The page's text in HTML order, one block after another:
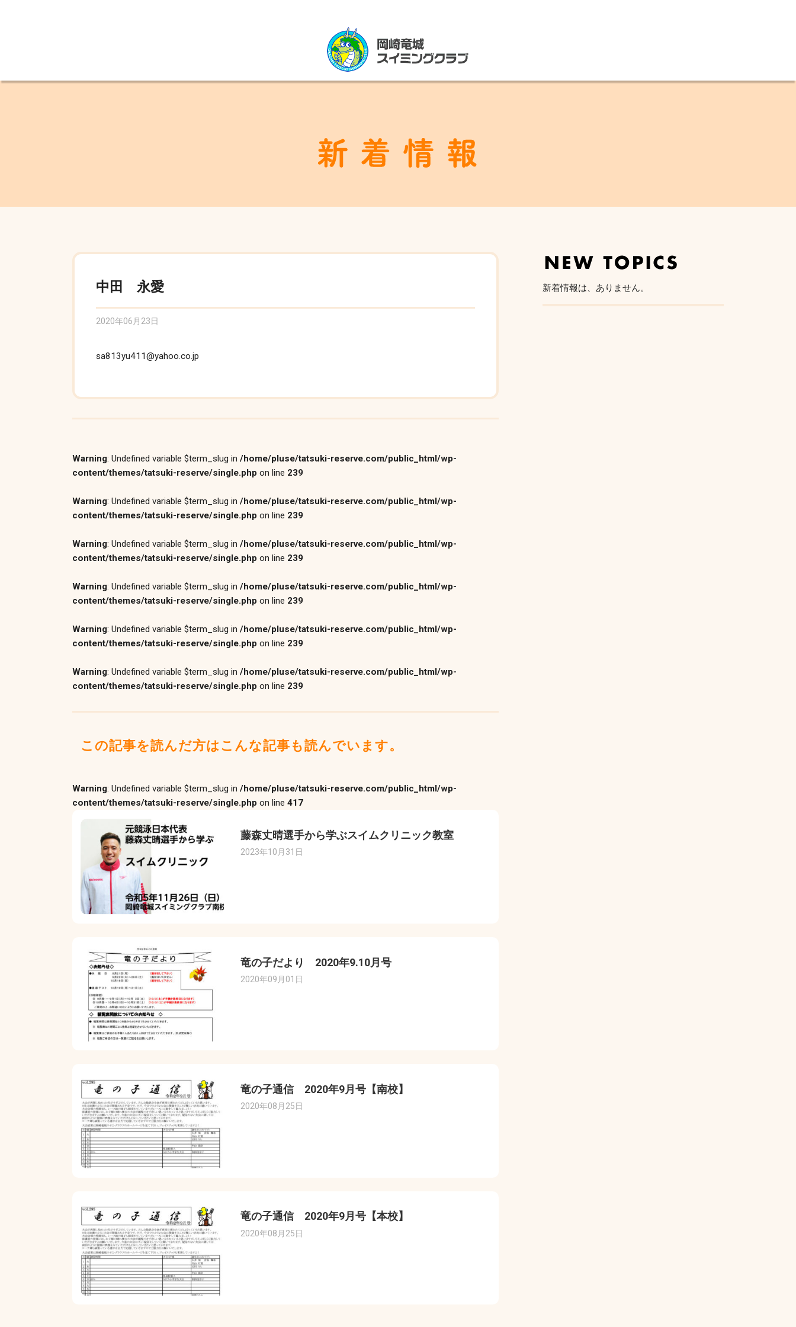
中田 永愛
2020年06月23日
sa813yu411@yahoo.co.jp
Warning: Undefined variable $term_slug in /home/pluse/tatsuki-reserve.com/public_html/wp-
content/themes/tatsuki-reserve/single.php on line 239
Warning: Undefined variable $term_slug in /home/pluse/tatsuki-reserve.com/public_html/wp-
content/themes/tatsuki-reserve/single.php on line 239
Warning: Undefined variable $term_slug in /home/pluse/tatsuki-reserve.com/public_html/wp-
content/themes/tatsuki-reserve/single.php on line 239
Warning: Undefined variable $term_slug in /home/pluse/tatsuki-reserve.com/public_html/wp-
content/themes/tatsuki-reserve/single.php on line 239
Warning: Undefined variable $term_slug in /home/pluse/tatsuki-reserve.com/public_html/wp-
content/themes/tatsuki-reserve/single.php on line 239
Warning: Undefined variable $term_slug in /home/pluse/tatsuki-reserve.com/public_html/wp-
content/themes/tatsuki-reserve/single.php on line 239
この記事を読んだ方はこんな記事も読んでいます。
Warning: Undefined variable $term_slug in /home/pluse/tatsuki-reserve.com/public_html/wp-
content/themes/tatsuki-reserve/single.php on line 417
藤森丈晴選手から学ぶスイムクリニック教室
2023年10月31日
竜の子だより 2020年9.10月号
2020年09月01日
竜の子通信 2020年9月号【南校】
2020年08月25日
竜の子通信 2020年9月号【本校】
2020年08月25日
新着情報は、ありません。